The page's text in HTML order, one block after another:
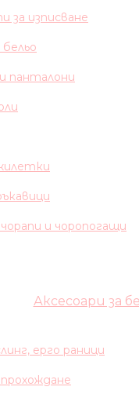
за изписване
панталони
и чоропогащи
Аксесоари за
ерго раници